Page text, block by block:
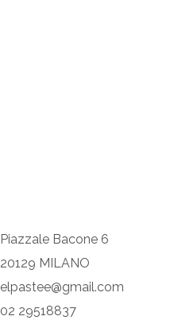
Piazzale Bacone 6
20129 MILANO
elpastee@gmail.com
02 29518837